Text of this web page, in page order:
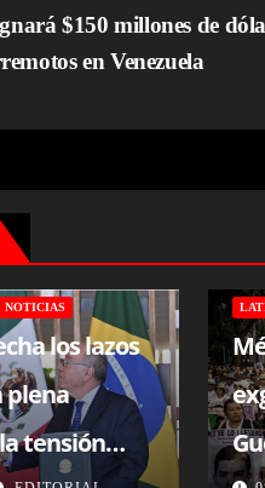
$150 millones de
en Venezuela
NOTICIAS
los lazos
plena
tensión